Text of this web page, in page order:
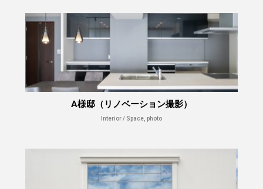
A様邸（リノベーション撮影）
Interior / Space, photo